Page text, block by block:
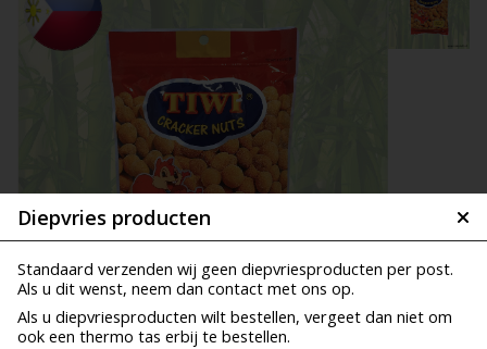
Diepvries producten
Standaard verzenden wij geen diepvriesproducten per post.
Als u dit wenst, neem dan contact met ons op.
Als u diepvriesproducten wilt bestellen, vergeet dan niet om
ook een thermo tas erbij te bestellen.